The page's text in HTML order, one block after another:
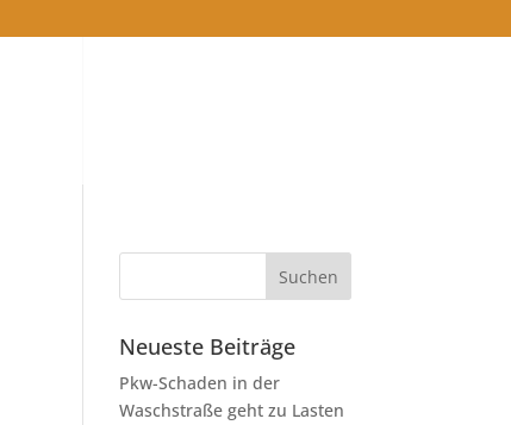
Neueste Beiträge
Pkw-Schaden in der
Waschstraße geht zu Lasten